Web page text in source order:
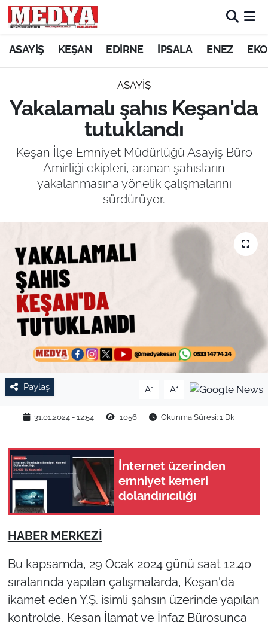
ASAYİŞ KEŞAN EDİRNE İPSALA ENEZ
ASAYİŞ
Yakalamalı şahıs Keşan'da
tutuklandı
Keşan İlçe Emniyet Müdürlüğü Asayiş Büro
Amirliği ekipleri, aranan şahısların
yakalanmasına yönelik çalışmalarını
sürdürüyor.
Paylaş A- A+
31.01.2024 - 12:54 1056 Okunma Süresi: 1 Dk
İnternet üzerinden
emniyet kemeri
dolandırıcılığı
HABER MERKEZİ
Bu kapsamda, 29 Ocak 2024 günü saat 12.40
sıralarında yapılan çalışmalarda, Keşan'da
ikamet eden Y.Ş. isimli şahsın üzerinde yapılan
kontrolde, Keşan İlamat ve İnfaz Bürosunca
KEŞAN
ASAYİŞ
GÜNDEM
EĞİTİM
TARIM VE HAYVANCILIK
KÜLTÜR SANAT
RESMİ İLAN
SPOR
TEKİRDAĞ
KIRKLARELİ
ÇANAKKALE
TÜRKİYE
Bölge